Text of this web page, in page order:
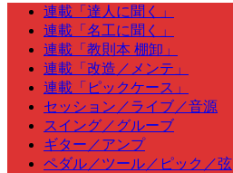
Skip
content
連載「達人に聞く」
連載「名工に聞く」
連載「教則本 棚卸」
連載「改造／メンテ」
連載「ピックケース」
セッション／ライブ／音源
スイング／グルーブ
ギター／アンプ
ペダル／ツール／ピック／弦